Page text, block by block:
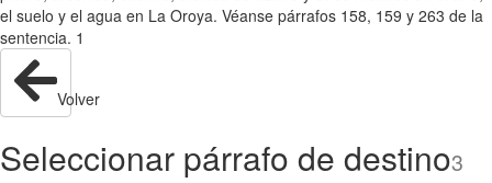
el suelo y el agua en La Oroya. Véanse párrafos 158, 159 y 263 de la
sentencia. 1
Volver
Seleccionar párrafo de destino3